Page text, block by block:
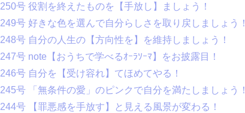
250号 役割を終えたものを【手放し】ましょう！
249号 好きな色を選んで自分らしさを取り戻しましょう！
248号 自分の人生の【方向性を】を維持しましょう！
247号 note【おうちで学べるｵｰﾗｿｰﾏ】をお披露目！
246号 自分を【受け容れ】てほめてやる！
245号 「無条件の愛」のピンクで自分を満たしましょう！
244号 【罪悪感を手放す】と見える風景が変わる！